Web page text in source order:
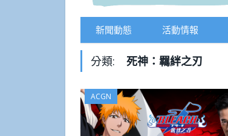
新聞動態 活動情報
分類: 死神：羈絆之刃
ACGN